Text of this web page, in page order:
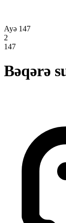
Ayə 147
2
147
Bəqərə